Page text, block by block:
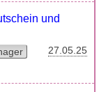
und
27.05.25